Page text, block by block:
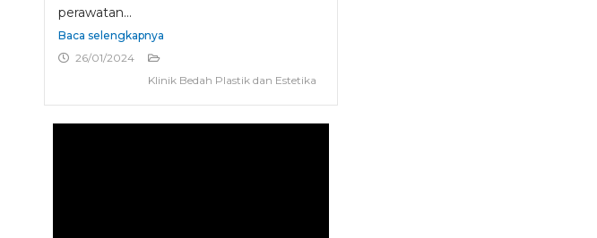
perawatan...
Baca selengkapnya
26/01/2024
Klinik Bedah Plastik dan Estetika